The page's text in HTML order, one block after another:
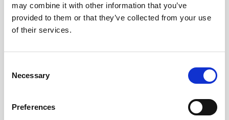
may combine it with other information that you’ve
provided to them or that they’ve collected from your use
of their services.
Selection
Necessary
Preferences
La fontaine Moussuefrån 1700-talet.
St Michel-kyrkanfrån 1200-talet.
Château de l'Empéri
Le musée Grévin de Provence:
historiskt museum, krigsmuseum